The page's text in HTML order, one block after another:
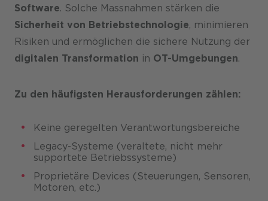
Software. Solche Massnahmen stärken die
Sicherheit von Betriebstechnologie, minimieren
Risiken und ermöglichen die sichere Nutzung der
digitalen Transformation in OT-Umgebungen.
Zu den häufigsten Herausforderungen zählen:
Keine geregelten Verantwortungsbereiche
Legacy-Systeme (veraltete, nicht mehr
supportete Betriebssysteme)
Proprietäre Devices (Steuerungen, Sensoren,
Motoren, etc.)